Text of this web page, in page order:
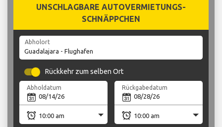
UNSCHLAGBARE AUTOVERMIETUNGS-
SCHNÄPPCHEN
Abholort
Rückkehr zum selben Ort
Abholdatum Rückgabedatum